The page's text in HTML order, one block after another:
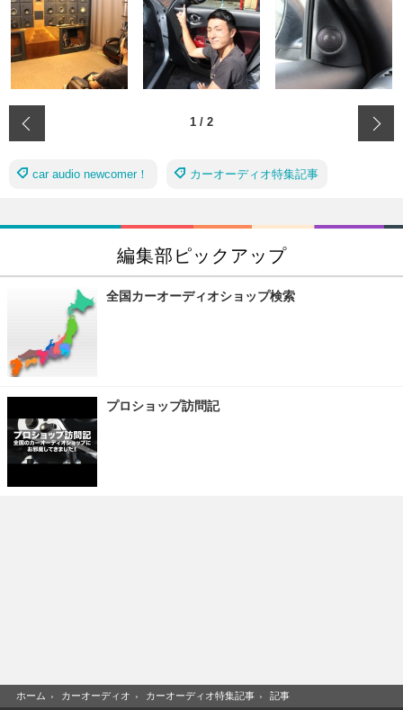
1 / 2
car audio newcomer！ カーオーディオ特集記事
編集部ピックアップ
全国カーオーディオショップ検索
プロショップ訪問記
ホーム › カーオーディオ › カーオーディオ特集記事 › 記事